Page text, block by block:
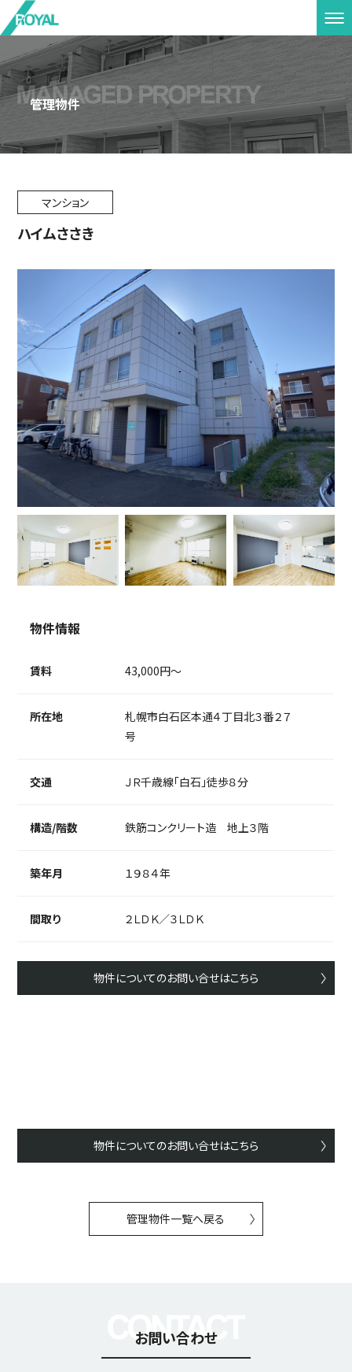
管理物件
マンション
ハイムささき
物件情報
賃料 43,000円～
所在地
札幌市白石区本通４丁目北３番２７
号
交通 ＪＲ千歳線「白石」徒歩８分
構造/階数 鉄筋コンクリート造 地上３階
築年月 １９８４年
間取り ２ＬＤＫ／３ＬＤＫ
物件についてのお問い合せはこちら
物件についてのお問い合せはこちら
管理物件一覧へ戻る
お問い合わせ